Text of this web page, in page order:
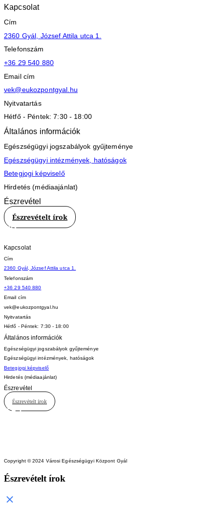
háziorvosok
Csecsemő
szaktanácsadás
Fogorvosok
Tovább
rendelések
Tovább
tanácsadás
Családvédelmi
tanácsadás
Védőnői
programok
Gondozási
Képgaléria
Tovább
Kapcsolat
Cím
2360 Gyál, József Attila utca 1.
Telefonszám
+36 29 540 880
Email cím
vek@eukozpontgyal.hu
Nyitvatartás
Hétfő - Péntek: 7:30 - 18:00
Általános információk
Egészségügyi jogszabályok gyűjteménye
Egészségügyi intézmények, hatóságok
Betegjogi képviselő
Hirdetés (médiaajánlat)
Észrevétel
Észrevételt írok
Kapcsolat
Cím
2360 Gyál, József Attila utca 1.
Telefonszám
+36 29 540 880
Email cím
vek@eukozpontgyal.hu
Nyitvatartás
Hétfő - Péntek: 7:30 - 18:00
Általános információk
Egészségügyi jogszabályok gyűjteménye
Egészségügyi intézmények, hatóságok
Betegjogi képviselő
Hirdetés (médiaajánlat)
Észrevétel
Észrevételt írok
Copyright © 2024 Városi Egészségügyi Központ Gyál
Észrevételt írok